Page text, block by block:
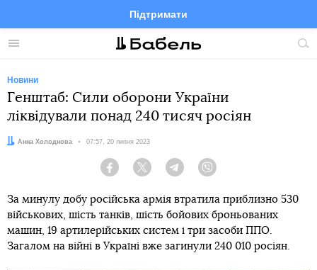
Меню
Підтримати
FacebookTelegramTwitter
Новини
Генштаб: Сили оборони України
ліквідували понад 240 тисяч росіян
Автор:
Анна Холоднова Дата:
07:57, 20 липня 2023
Facebook Twitter Telegram
За минулу добу російська армія втратила приблизно 530
військових, шість танків, шість бойових броньованих
машин, 19 артилерійських систем і три засоби ППО.
Загалом на війні в Україні вже загинули 240 010 росіян.